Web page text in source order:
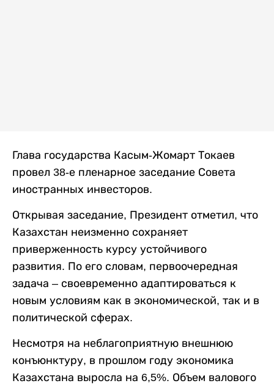
Глава государства Касым-Жомарт Токаев
провел 38-е пленарное заседание Совета
иностранных инвесторов.
Открывая заседание, Президент отметил, что
Казахстан неизменно сохраняет
приверженность курсу устойчивого
развития. По его словам, первоочередная
задача – своевременно адаптироваться к
новым условиям как в экономической, так и в
политической сферах.
Несмотря на неблагоприятную внешнюю
конъюнктуру, в прошлом году экономика
Казахстана выросла на 6,5%. Объем валового